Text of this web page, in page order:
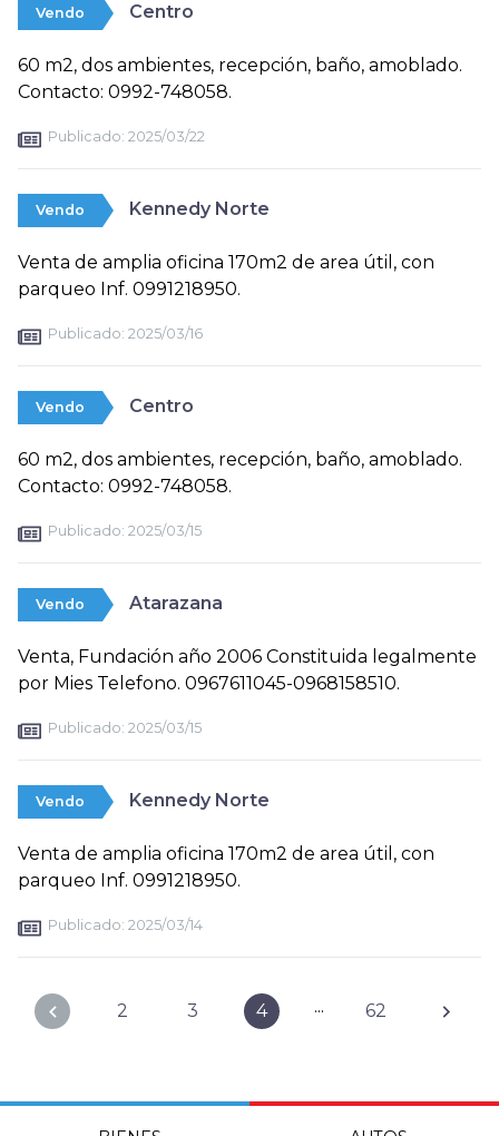
Vendo Centro
60 m2, dos ambientes, recepción, baño, amoblado.
Contacto: 0992-748058.
Publicado: 2025/03/22
Vendo Kennedy Norte
Venta de amplia oficina 170m2 de area útil, con
parqueo Inf. 0991218950.
Publicado: 2025/03/16
Vendo Centro
60 m2, dos ambientes, recepción, baño, amoblado.
Contacto: 0992-748058.
Publicado: 2025/03/15
Vendo Atarazana
Venta, Fundación año 2006 Constituida legalmente
por Mies Telefono. 0967611045-0968158510.
Publicado: 2025/03/15
Vendo Kennedy Norte
Venta de amplia oficina 170m2 de area útil, con
parqueo Inf. 0991218950.
Publicado: 2025/03/14
2 3 4 ... 62